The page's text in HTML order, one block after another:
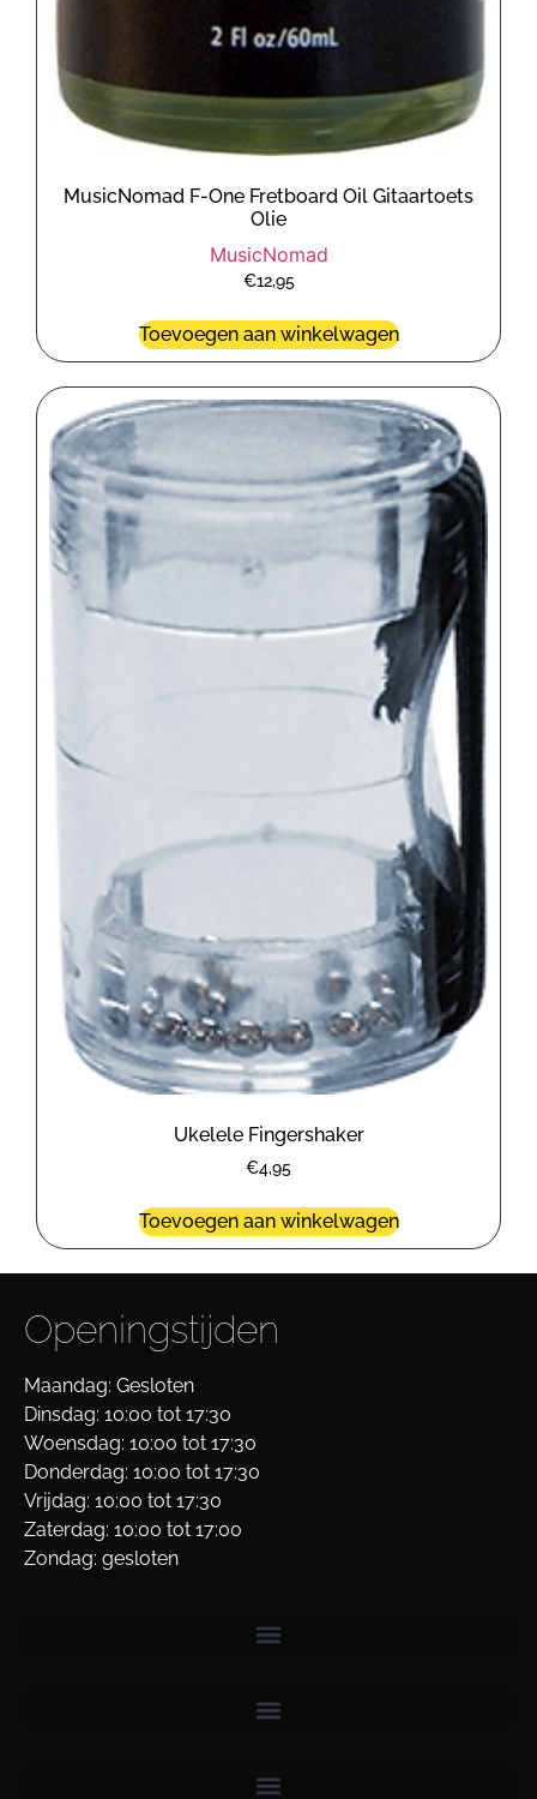
MusicNomad F-One Fretboard Oil Gitaartoets
Olie
MusicNomad
€12,95
Toevoegen aan winkelwagen
Ukelele Fingershaker
€4,95
Toevoegen aan winkelwagen
Openingstijden
Maandag: Gesloten
Dinsdag: 10:00 tot 17:30
Woensdag: 10:00 tot 17:30
Donderdag: 10:00 tot 17:30
Vrijdag: 10:00 tot 17:30
Zaterdag: 10:00 tot 17:00
Zondag: gesloten